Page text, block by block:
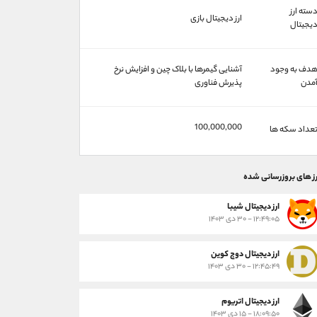
دسته ارز
دیجیتال
ارز دیجیتال بازی
هدف به وجود
آمدن
آشنایی گیمرها با بلاک چین و افزایش نرخ
پذیرش فناوری
تعداد سکه ها 100,000,000
های بروزرسانی شده
ارز ديجيتال شیبا
۱۲:۴۹:۰۵ - ۳۰ دی ۱۴۰۳
ارز دیجیتال دوج کوین
۱۲:۴۵:۴۹ - ۳۰ دی ۱۴۰۳
ارز دیجیتال اتریوم
۱۸:۰۹:۵۰ - ۱۵ دی ۱۴۰۳